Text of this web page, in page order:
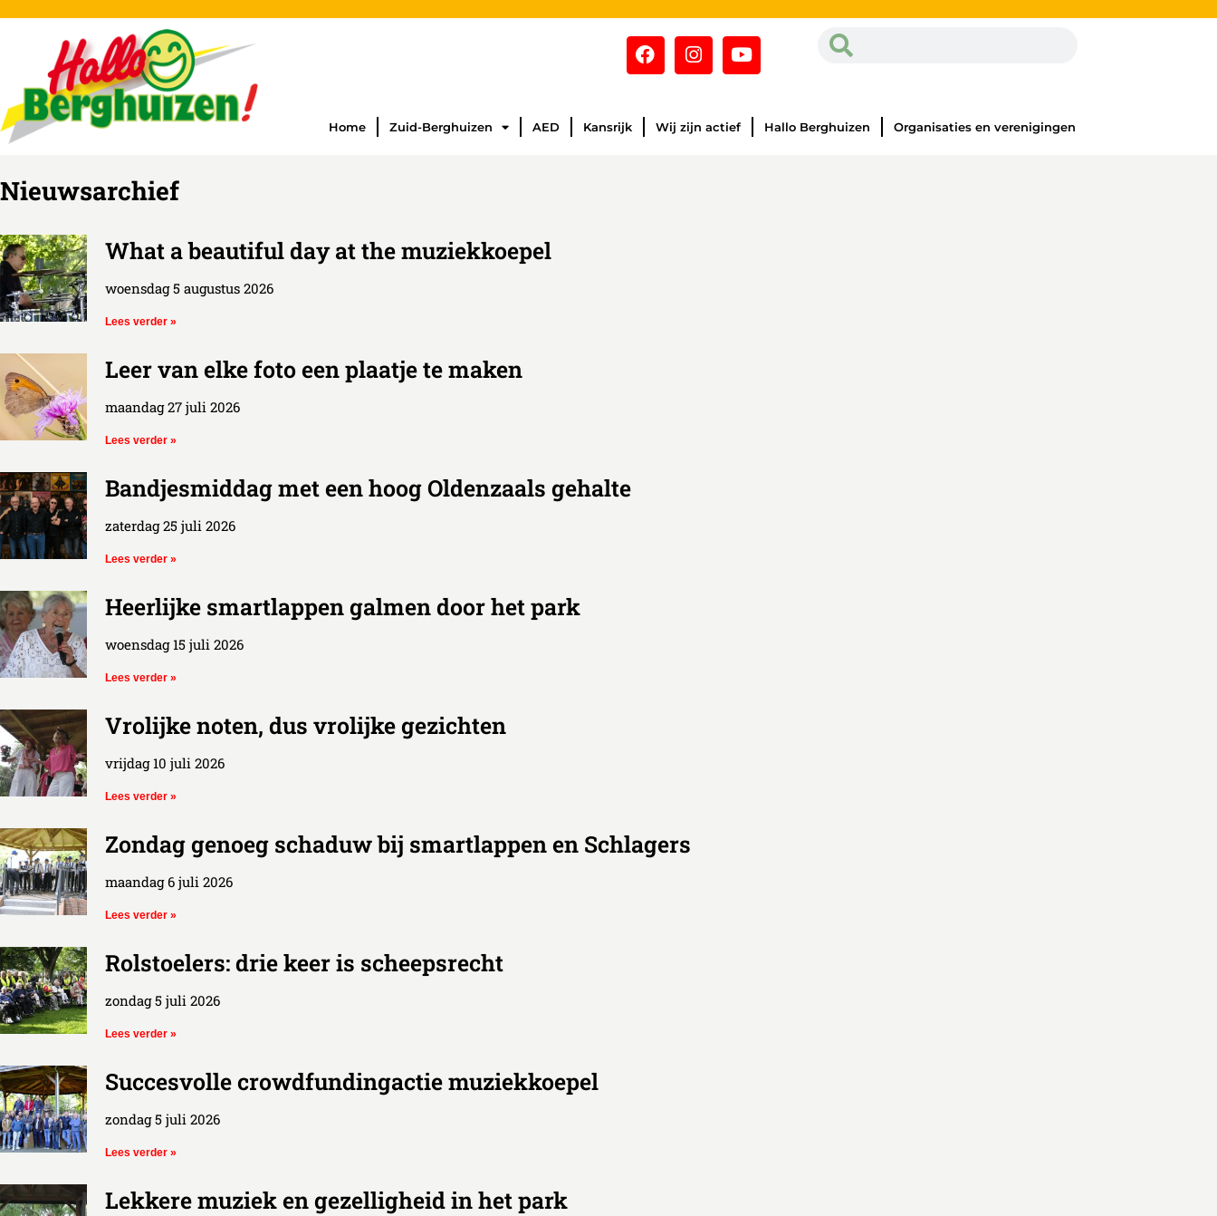
Home Zuid-Berghuizen AED Kansrijk Wij zijn actief Hallo Berghuizen Organisaties en verenigingen
Nieuwsarchief
What a beautiful day at the muziekkoepel
woensdag 5 augustus 2026
Lees verder »
Leer van elke foto een plaatje te maken
maandag 27 juli 2026
Lees verder »
Bandjesmiddag met een hoog Oldenzaals gehalte
zaterdag 25 juli 2026
Lees verder »
Heerlijke smartlappen galmen door het park
woensdag 15 juli 2026
Lees verder »
Vrolijke noten, dus vrolijke gezichten
vrijdag 10 juli 2026
Lees verder »
Zondag genoeg schaduw bij smartlappen en Schlagers
maandag 6 juli 2026
Lees verder »
Rolstoelers: drie keer is scheepsrecht
zondag 5 juli 2026
Lees verder »
Succesvolle crowdfundingactie muziekkoepel
zondag 5 juli 2026
Lees verder »
Lekkere muziek en gezelligheid in het park